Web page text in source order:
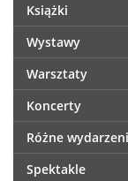
Książki
Wystawy
Warsztaty
Koncerty
Różne
Spektakle